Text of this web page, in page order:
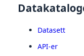
Datasett
API-er